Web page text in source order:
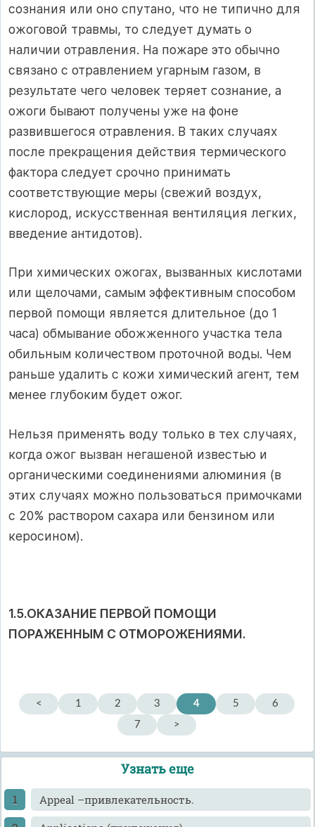
сознания или оно спутано, что не типично для
ожоговой травмы, то следует думать о
наличии отравления. На пожаре это обычно
связано с отравлением угарным газом, в
результате чего человек теряет сознание, а
ожоги бывают получены уже на фоне
развившегося отравления. В таких случаях
после прекращения действия термического
фактора следует срочно принимать
соответствующие меры (свежий воздух,
кислород, искусственная вентиляция легких,
введение антидотов).
При химических ожогах, вызванных кислотами
или щелочами, самым эффективным способом
первой помощи является длительное (до 1
часа) обмывание обожженного участка тела
обильным количеством проточной воды. Чем
раньше удалить с кожи химический агент, тем
менее глубоким будет ожог.
Нельзя применять воду только в тех случаях,
когда ожог вызван негашеной известью и
органическими соединениями алюминия (в
этих случаях можно пользоваться примочками
с 20% раствором сахара или бензином или
керосином).
1.5.ОКАЗАНИЕ ПЕРВОЙ ПОМОЩИ
ПОРАЖЕННЫМ С ОТМОРОЖЕНИЯМИ.
< 1 2 3 4 5
6
7
>
Узнать еще
Appeal –привлекательность.